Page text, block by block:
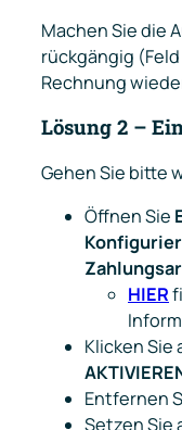
Machen Sie die
rückgängig
Rechnung
Lösung 2 –
Gehen Sie bitte
Öffnen Sie
HIER
Klicken Sie
Entfernen
Setzen Sie